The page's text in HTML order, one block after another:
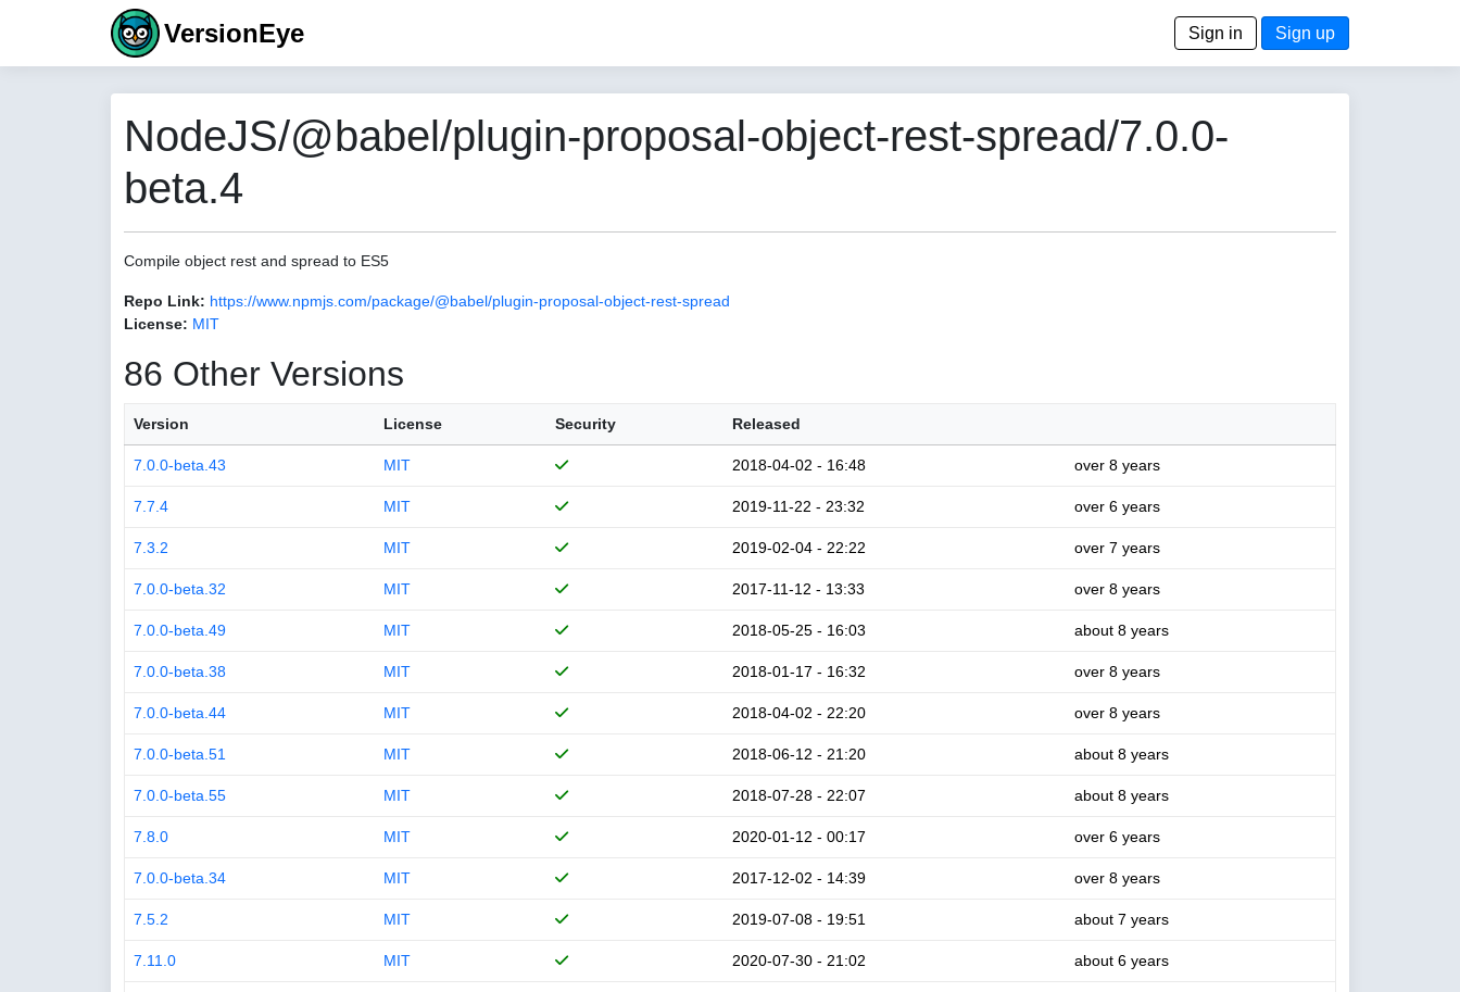
VersionEye Sign in Sign up
NodeJS/@babel/plugin-proposal-object-rest-spread/7.0.0-
beta.4
Compile object rest and spread to ES5
Repo Link: https://www.npmjs.com/package/@babel/plugin-proposal-object-rest-spread
License: MIT
86 Other Versions
Version License Security Released
7.0.0-beta.43 MIT 2018-04-02 - 16:48 over 8 years
7.7.4 MIT 2019-11-22 - 23:32 over 6 years
7.3.2 MIT 2019-02-04 - 22:22 over 7 years
7.0.0-beta.32 MIT 2017-11-12 - 13:33 over 8 years
7.0.0-beta.49 MIT 2018-05-25 - 16:03 about 8 years
7.0.0-beta.38 MIT 2018-01-17 - 16:32 over 8 years
7.0.0-beta.44 MIT 2018-04-02 - 22:20 over 8 years
7.0.0-beta.51 MIT 2018-06-12 - 21:20 about 8 years
7.0.0-beta.55 MIT 2018-07-28 - 22:07 about 8 years
7.8.0 MIT 2020-01-12 - 00:17 over 6 years
7.0.0-beta.34 MIT 2017-12-02 - 14:39 over 8 years
7.5.2 MIT 2019-07-08 - 19:51 about 7 years
7.11.0 MIT 2020-07-30 - 21:02 about 6 years